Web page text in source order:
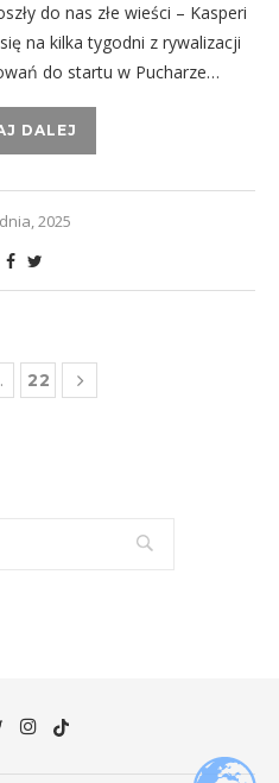
do nas złe wieści – Kasperi
na kilka tygodni z rywalizacji
do startu w Pucharze…
DALEJ
2025
22